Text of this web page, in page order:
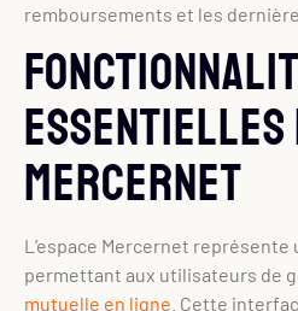
remboursements et les
essentielles
Mercernet
L’espace Mercernet
permettant aux utilisateurs de
mutuelle en ligne . Cette